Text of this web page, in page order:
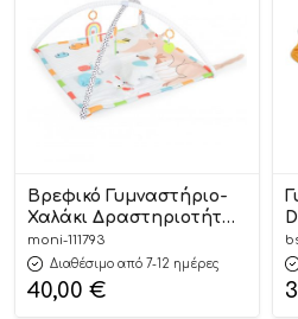
Βρεφικό Γυμναστήριο-
Χαλάκι Δραστηριοτήτων
Cozy 63603 3800146271152
0m+ – Konig Kids
moni-111793
Διαθέσιμο από 7-12 ημέρες
40,00 €